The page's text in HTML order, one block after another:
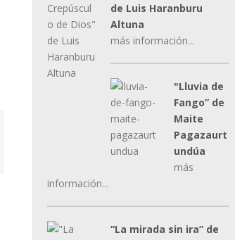
de Luis Haranburu
Altuna
más información...
"Lluvia de
Fango” de
Maite
Pagazaurt
undúa
más
información...
“La mirada sin ira” de